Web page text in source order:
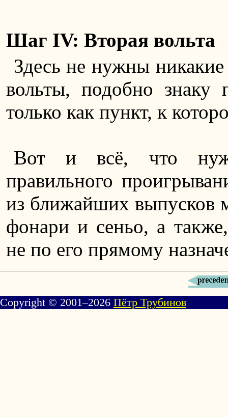
Шаг IV: Вторая вольта
Здесь не нужны никакие
вольты, подобно знаку
только как пункт, к
Вот и всё, что
правильного
из ближайших выпусков
фонари и сеньо, а
не по его прямому
Copyright © 2001–2026 Пётр Трубинов